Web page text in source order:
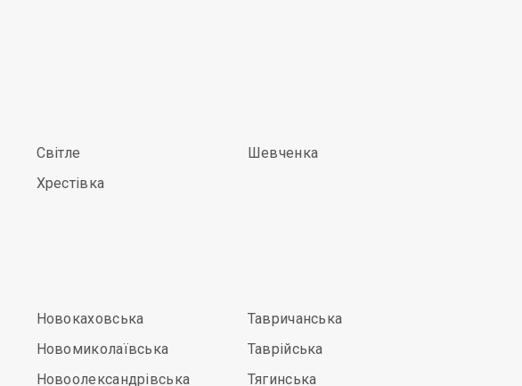
Світле
Хрестівка
Шевченка
Новокаховська
Новомиколаївська
Новоолександрівська
Тавричанська
Таврійська
Тягинська